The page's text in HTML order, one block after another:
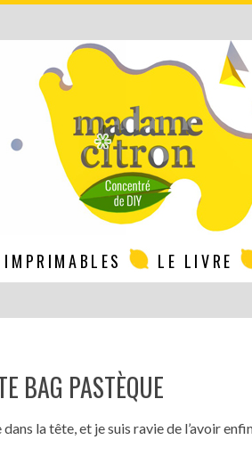
LE LIVRE
BAG PASTÈQUE
la tête, et je suis ravie de l’avoir